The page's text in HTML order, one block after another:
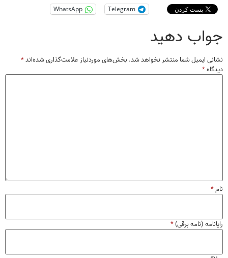
Telegram
WhatsApp
دهید
ایمیل شما منتشر نخواهد شد.بخش‌های موردنیاز علامت‌گذاری شده‌اند*
*
(نامه برقی)*